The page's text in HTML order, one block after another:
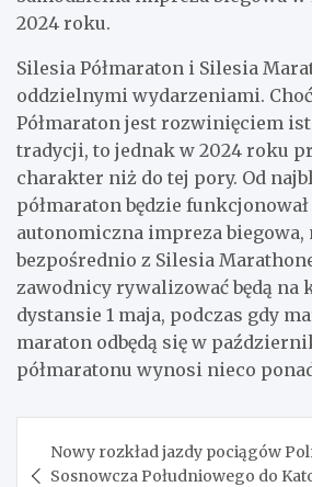
2024 roku.
Silesia Półmaraton i Silesia
oddzielnymi wydarzeniami.
Półmaraton jest rozwinięciem
tradycji, to jednak w 2024 roku
charakter niż do tej pory. Od
półmaraton będzie
autonomiczna impreza biegowa,
bezpośrednio z Silesia
zawodnicy rywalizować będą na
dystansie 1 maja, podczas gdy
maraton odbędą się w
półmaratonu wynosi nieco
wpisu
Nowy rozkład jazdy pociągów
Sosnowcza Południowego do